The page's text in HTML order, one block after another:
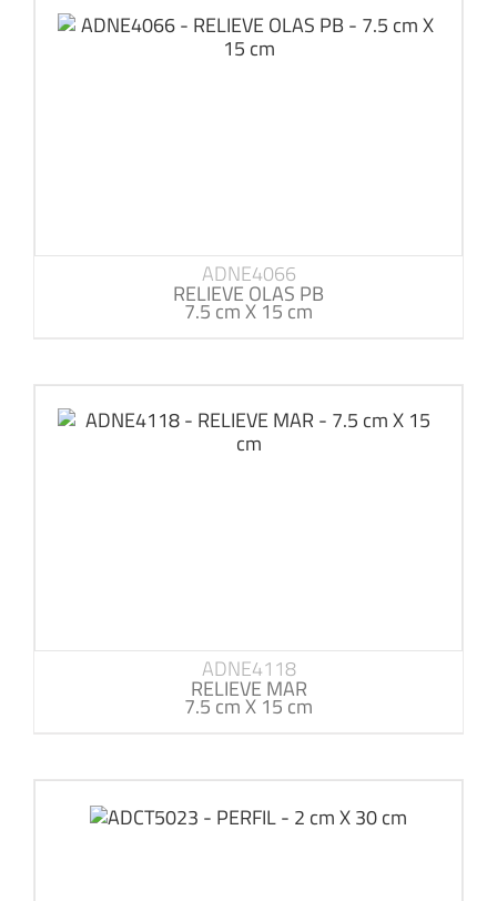
ADNE4066
RELIEVE OLAS PB
7.5 cm X 15 cm
ADNE4118
RELIEVE MAR
7.5 cm X 15 cm